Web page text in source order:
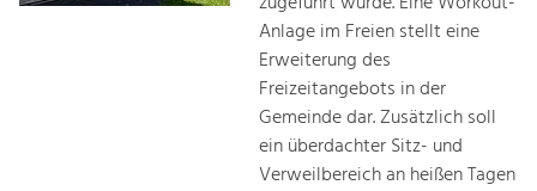
Anlage im Freien stellt eine
Erweiterung des
Freizeitangebots in der
Gemeinde dar. Zusätzlich soll
ein überdachter Sitz- und
Verweilbereich an heißen Tagen